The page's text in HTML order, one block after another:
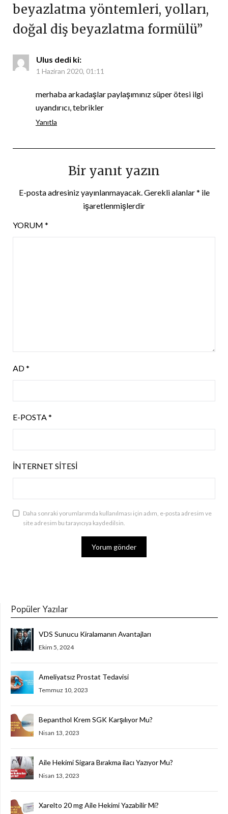
beyazlatma yöntemleri, yolları,
doğal diş beyazlatma formülü”
Ulus dedi ki:
1 Haziran 2020, 01:11
merhaba arkadaşlar paylaşımınız süper ötesi ilgi
uyandırıcı, tebrikler
Yanıtla
Bir yanıt yazın
E-posta adresiniz yayınlanmayacak.Gerekli alanlar* ile
işaretlenmişlerdir
YORUM *
AD*
E-POSTA*
İNTERNET SITESI
Daha sonraki yorumlarımda kullanılması için adım, e-posta adresim ve
site adresim bu tarayıcıya kaydedilsin.
Popüler Yazılar
VDS Sunucu Kiralamanın Avantajları
Ekim 5, 2024
Ameliyatsız Prostat Tedavisi
Temmuz 10, 2023
Bepanthol Krem SGK Karşılıyor Mu?
Nisan 13, 2023
Aile Hekimi Sigara Bırakma ilacı Yazıyor Mu?
Nisan 13, 2023
Xarelto 20 mg Aile Hekimi Yazabilir Mi?